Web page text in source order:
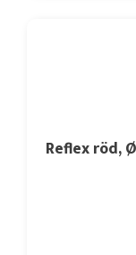
Reflex röd,